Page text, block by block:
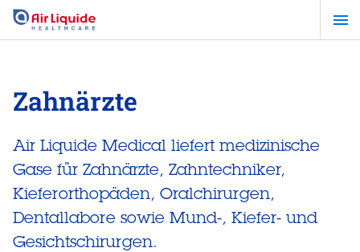
Zum
Hauptinhalt
Zahnärzte
Air Liquide Medical liefert medizinische
Gase für Zahnärzte, Zahntechniker,
Kieferorthopäden, Oralchirurgen,
Dentallabore sowie Mund-, Kiefer- und
Gesichtschirurgen.